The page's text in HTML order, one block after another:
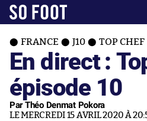
FRANCE J10 TOP CHEF
En direct :
épisode 10
Par Théo Denmat Pokora
LE MERCREDI 15 AVRIL 2020 À